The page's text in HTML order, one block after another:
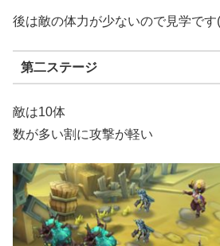
後は敵の体力が少ないので見学です
第二ステージ
敵は10体
数が多い割に攻撃が軽い